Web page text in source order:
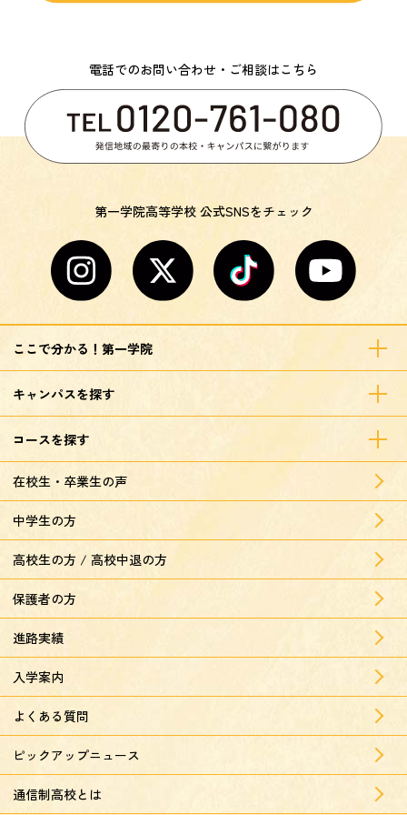
電話でのお問い合わせ・ご相談はこちら
第一学院高等学校 公式SNSをチェック
ここで分かる！第一学院
キャンパスを探す
コースを探す
在校生・卒業生の声
中学生の方
高校生の方 / 高校中退の方
保護者の方
進路実績
入学案内
よくある質問
ピックアップニュース
通信制高校とは